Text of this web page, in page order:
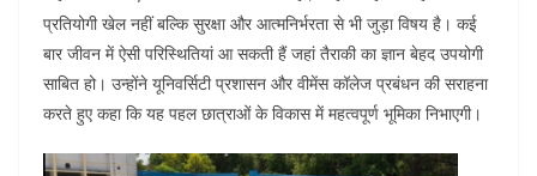
प्रतियोगी खेल नहीं बल्कि सुरक्षा और आत्मनिर्भरता से भी जुड़ा विषय है। कई
बार जीवन में ऐसी परिस्थितियां आ सकती हैं जहां तैराकी का ज्ञान बेहद उपयोगी
साबित हो। उन्होंने यूनिवर्सिटी प्रशासन और वीमेंस कॉलेज प्रबंधन की सराहना
करते हुए कहा कि यह पहल छात्राओं के विकास में महत्वपूर्ण भूमिका निभाएगी।